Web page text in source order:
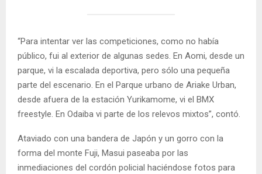
“Para intentar ver las competiciones, como no había
público, fui al exterior de algunas sedes. En Aomi, desde un
parque, vi la escalada deportiva, pero sólo una pequeña
parte del escenario. En el Parque urbano de Ariake Urban,
desde afuera de la estación Yurikamome, vi el BMX
freestyle. En Odaiba vi parte de los relevos mixtos”, contó.
Ataviado con una bandera de Japón y un gorro con la
forma del monte Fuji, Masui paseaba por las
inmediaciones del cordón policial haciéndose fotos para